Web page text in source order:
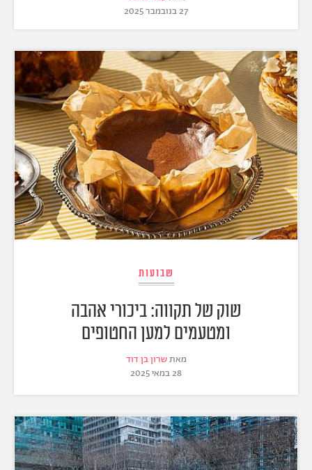
27 בנובמבר 2025
שבועות
שוק של תקווה: ביכורי אהבה
ומטעמים למען החטופים
מאתשרון בן דוד
28 במאי 2025